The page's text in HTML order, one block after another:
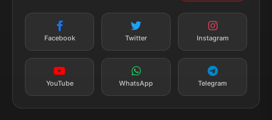
न्यूज़ अलर्ट
सब्सक्राइब करें
Facebook Twitter Instagram
YouTube WhatsApp Telegram